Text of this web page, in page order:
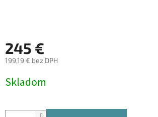
245 €
199,19 € bez DPH
cena:
Skladom